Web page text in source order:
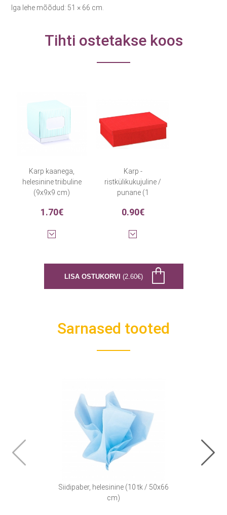
Iga lehe mõõdud: 51 × 66 cm.
Tihti ostetakse koos
Karp kaanega,
helesinine triibuline
(9x9x9 cm)
1.70€
Karp -
ristkülikukujuline /
punane (1
0.90€
LISA OSTUKORVI (2.60€)
Sarnased tooted
Siidipaber, helesinine (10 tk / 50x66
cm)